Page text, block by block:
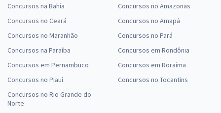
Janeiro - Conhecimentos Específicos para Técnico de Contabilidade
R$ 183,84
à vista
R$15,32
Economize R$ 45,96 (-20%)
Concursos na Bahia
Concursos no Ceará
Concursos no Maranhão
Concursos na Paraíba
Concursos em Pernambuco
Concursos no Piauí
Concursos no Rio Grande do
Norte
Concursos no Amazonas
Concursos no Amapá
Concursos no Pará
Concursos em Rondônia
Concursos em Roraima
Concursos no Tocantins